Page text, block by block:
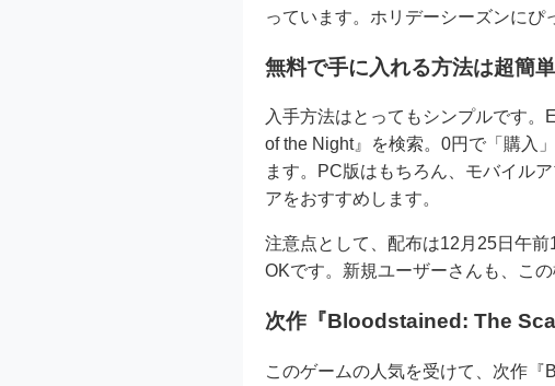
っています。ホリデーシーズンにぴ
無料で手に入れる方法は超簡
入手方法はとってもシンプルです
of the Night』を検索。0円で「購入
ます。PC版はもちろん、モバイル
アをおすすめします。
注意点として、配布は12月25日午
OKです。新規ユーザーさんも、こ
次作『Bloodstained: The
このゲームの人気を受けて、次作